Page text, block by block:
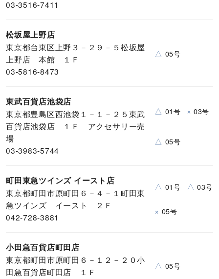
03-3516-7411
松坂屋上野店
東京都台東区上野３－２９－５松坂屋
上野店 本館 １Ｆ
03-5816-8473
△ 05号
東武百貨店池袋店
東京都豊島区西池袋１－１－２５東武
百貨店池袋店 １Ｆ アクセサリー売
場
03-3983-5744
△ 01号 × 03号
△ 05号
町田東急ツインズ イースト店
東京都町田市原町田６－４－１町田東
急ツインズ イースト ２Ｆ
042-728-3881
△ 01号 △ 03号
× 05号
小田急百貨店町田店
東京都町田市原町田６－１２－２０小
田急百貨店町田店 １Ｆ
△ 05号